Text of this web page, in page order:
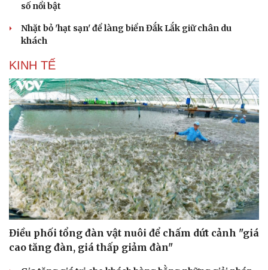
số nổi bật
Nhặt bỏ 'hạt sạn' để làng biển Đắk Lắk giữ chân du
khách
KINH TẾ
Điều phối tổng đàn vật nuôi để chấm dứt cảnh "giá
cao tăng đàn, giá thấp giảm đàn"